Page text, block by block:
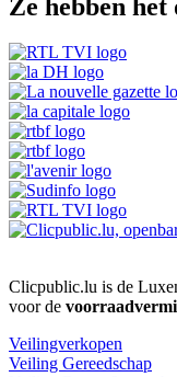
Ze hebben het
Clicpublic.lu is de
voor de
Veilingverkopen
Veiling Gereedschap